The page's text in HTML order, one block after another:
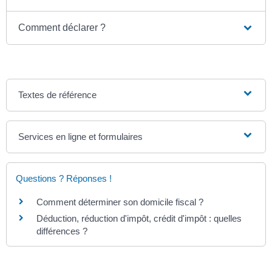
Comment déclarer ?
Textes de référence
Services en ligne et formulaires
Questions ? Réponses !
Comment déterminer son domicile fiscal ?
Déduction, réduction d'impôt, crédit d'impôt : quelles
différences ?